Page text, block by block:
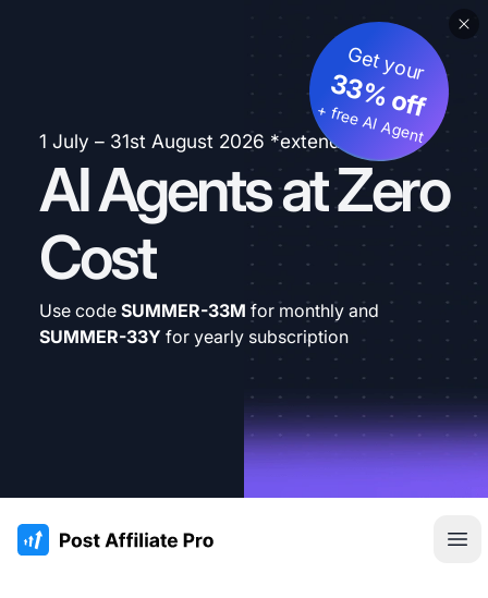
1 July – 31st August 2026 *extended
AI Agents at Zero
Cost
Get your
33% off
+ free AI Agent
Use code SUMMER-33M for monthly and
SUMMER-33Y for yearly subscription
:site.title